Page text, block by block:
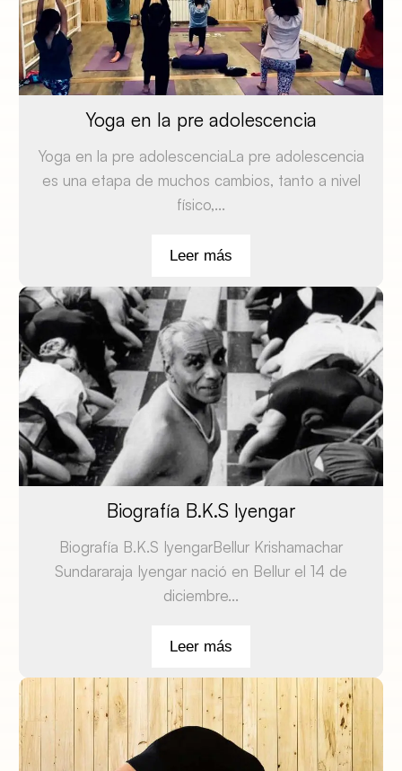
Yoga en la pre adolescencia
Yoga en la pre adolescenciaLa pre adolescencia
es una etapa de muchos cambios, tanto a nivel
físico,...
Leer más
Biografía B.K.S Iyengar
Biografía B.K.S IyengarBellur Krishamachar
Sundararaja Iyengar nació en Bellur el 14 de
diciembre...
Leer más